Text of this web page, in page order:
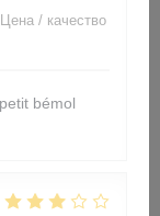
Цена / качество
bémol